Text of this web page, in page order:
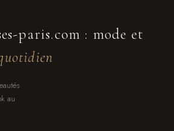
paris.com : mode et
au